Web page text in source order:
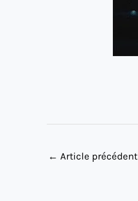
← Article précédent